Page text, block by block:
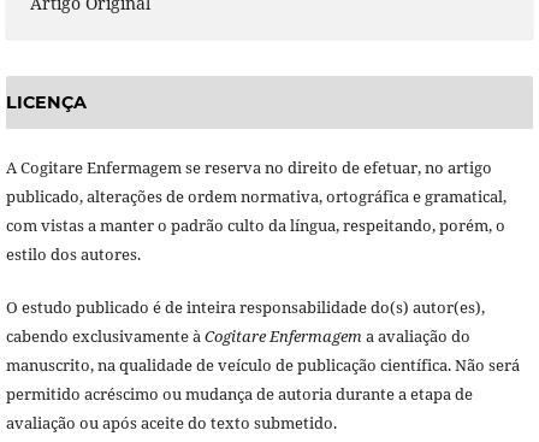
LICENÇA
A Cogitare Enfermagem se reserva no direito de efetuar, no artigo
publicado, alterações de ordem normativa, ortográfica e gramatical,
com vistas a manter o padrão culto da língua, respeitando, porém, o
estilo dos autores.
O estudo publicado é de inteira responsabilidade do(s) autor(es),
cabendo exclusivamente àCogitare Enfermagema avaliação do
manuscrito, na qualidade de veículo de publicação científica. Não será
permitido acréscimo ou mudança de autoria durante a etapa de
avaliação ou após aceite do texto submetido.